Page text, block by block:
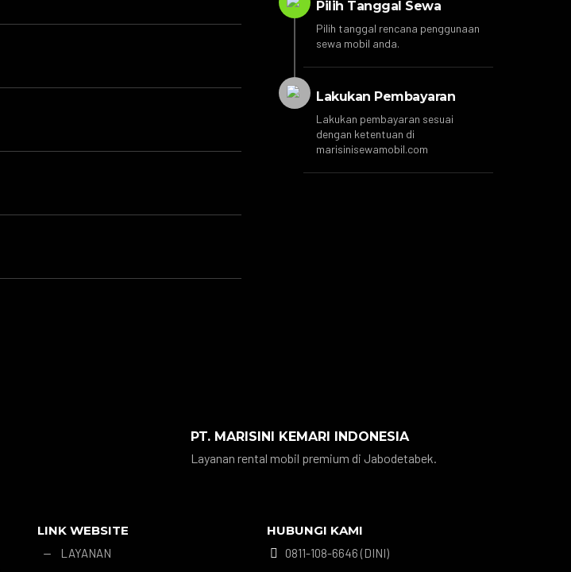
Pilih Tanggal Sewa
Pilih tanggal rencana penggunaan
sewa mobil anda.
Lakukan Pembayaran
Lakukan pembayaran sesuai
dengan ketentuan di
marisinisewamobil.com
PT. MARISINI KEMARI INDONESIA
Layanan rental mobil premium di Jabodetabek.
LINK WEBSITE
K
LAYANAN
HUBUNGI KAMI
 0811-108-6646 (DINI)